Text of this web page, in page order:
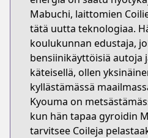
Mabuchi, laittomien
tätä uutta teknologiaa.
koulukunnan edustaja,
bensiinikäyttöisiä autoja
käteisellä, ollen
kyllästämässä
Kyouma on
kun hän tapaa gyroidin
tarvitsee Coileja